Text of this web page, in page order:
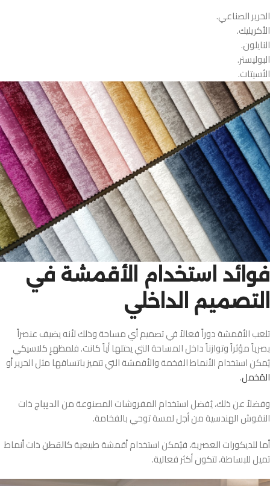
الحرير الصناعي.
الأكريليك.
النايلون.
البوليستر.
الأسيتات.
فوائد استخدام الأقمشة في
التصميم الداخلي
تلعب الأقمشة دوراً فعالاً في تصميم أي مساحة وذلك لأنه يضيف عنصراً
بصرياً مؤثراً وتوازناً داخل المساحة التي يحتلها أياً كانت. فلمظهرٍ كلاسيكي
يُمكن استخدام الأنماط الفخمة والأقمشة التي تتميز باتساقها مثل الحرير أو
المُخمل.
وفضلاً عن ذلك، يُفضل استخدام المفروشات المصنوعة من الديباجذات
النقوش الهندسية من أجل لمسة توحي بالفخامة.
أما للديكورات العصرية، فيُمكن استخدام أقمشة طبيعيةكالقطنذات أنماط
تميل للبساطة، لتكون أكثر فعالية.